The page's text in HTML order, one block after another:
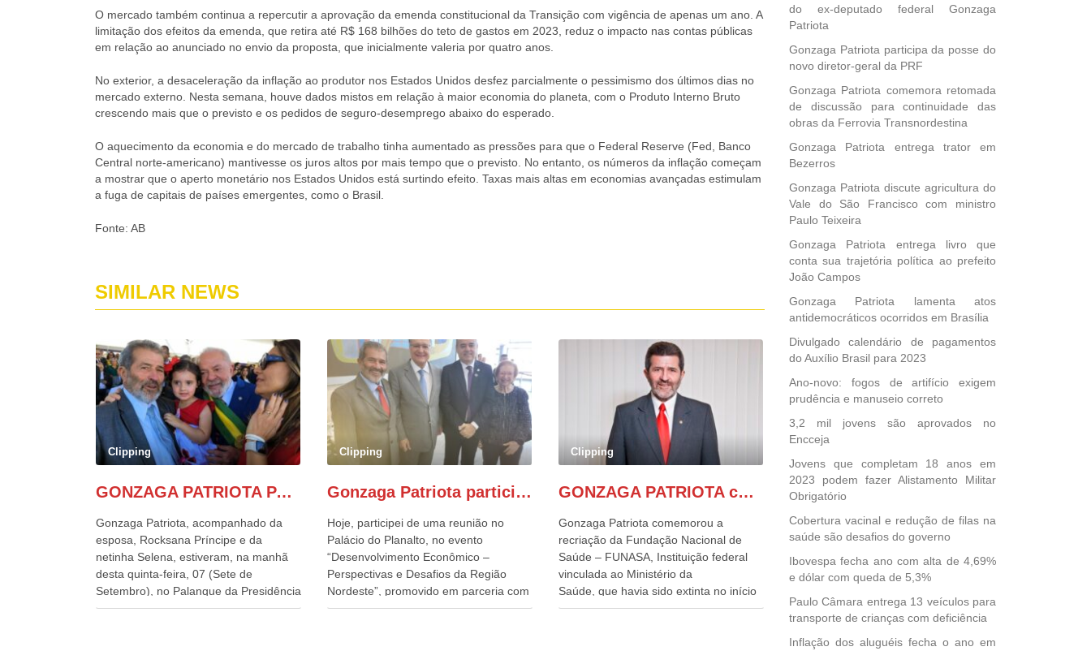
O mercado também continua a repercutir a aprovação da emenda constitucional da Transição com vigência de apenas um ano. A
limitação dos efeitos da emenda, que retira até R$ 168 bilhões do teto de gastos em 2023, reduz o impacto nas contas públicas
em relação ao anunciado no envio da proposta, que inicialmente valeria por quatro anos.
No exterior, a desaceleração da inflação ao produtor nos Estados Unidos desfez parcialmente o pessimismo dos últimos dias no
mercado externo. Nesta semana, houve dados mistos em relação à maior economia do planeta, com o Produto Interno Bruto
crescendo mais que o previsto e os pedidos de seguro-desemprego abaixo do esperado.
O aquecimento da economia e do mercado de trabalho tinha aumentado as pressões para que o Federal Reserve (Fed, Banco
Central norte-americano) mantivesse os juros altos por mais tempo que o previsto. No entanto, os números da inflação começam
a mostrar que o aperto monetário nos Estados Unidos está surtindo efeito. Taxas mais altas em economias avançadas estimulam
a fuga de capitais de países emergentes, como o Brasil.
Fonte: AB
SIMILAR NEWS
Clipping
GONZAGA PATRIOTA PARTICIPA DO DESFILE DA INDEPENDÊNCIA NO PALANQUE DA PRESIDÊNCIA DA REPÚBLICA E É ABRAÇADO POR LULA E POR GERALDO ALCKMIN.
Gonzaga Patriota, acompanhado da
esposa, Rocksana Príncipe e da
netinha Selena, estiveram, na manhã
desta quinta-feira, 07 (Sete de
Setembro), no Palanque da Presidência
da República, onde foram abraçados
Clipping
Gonzaga Patriota participa de evento em prol do desenvolvimento do Nordeste
Hoje, participei de uma reunião no
Palácio do Planalto, no evento
“Desenvolvimento Econômico –
Perspectivas e Desafios da Região
Nordeste”, promovido em parceria com
o Consórcio Nordeste. Na pauta do
Clipping
GONZAGA PATRIOTA comemora o retorno da FUNASA
Gonzaga Patriota comemorou a
recriação da Fundação Nacional de
Saúde – FUNASA, Instituição federal
vinculada ao Ministério da
Saúde, que havia sido extinta no início
do terceiro governo do
do ex-deputado federal Gonzaga
Patriota
Gonzaga Patriota participa da posse do
novo diretor-geral da PRF
Gonzaga Patriota comemora retomada
de discussão para continuidade das
obras da Ferrovia Transnordestina
Gonzaga Patriota entrega trator em
Bezerros
Gonzaga Patriota discute agricultura do
Vale do São Francisco com ministro
Paulo Teixeira
Gonzaga Patriota entrega livro que
conta sua trajetória política ao prefeito
João Campos
Gonzaga Patriota lamenta atos
antidemocráticos ocorridos em Brasília
Divulgado calendário de pagamentos
do Auxílio Brasil para 2023
Ano-novo: fogos de artifício exigem
prudência e manuseio correto
3,2 mil jovens são aprovados no
Encceja
Jovens que completam 18 anos em
2023 podem fazer Alistamento Militar
Obrigatório
Cobertura vacinal e redução de filas na
saúde são desafios do governo
Ibovespa fecha ano com alta de 4,69%
e dólar com queda de 5,3%
Paulo Câmara entrega 13 veículos para
transporte de crianças com deficiência
Inflação dos aluguéis fecha o ano em